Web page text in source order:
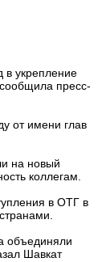
в укрепление
пресс-
от имени глав
на новый
коллегам.
в ОТГ в
объединяли
Шавкат